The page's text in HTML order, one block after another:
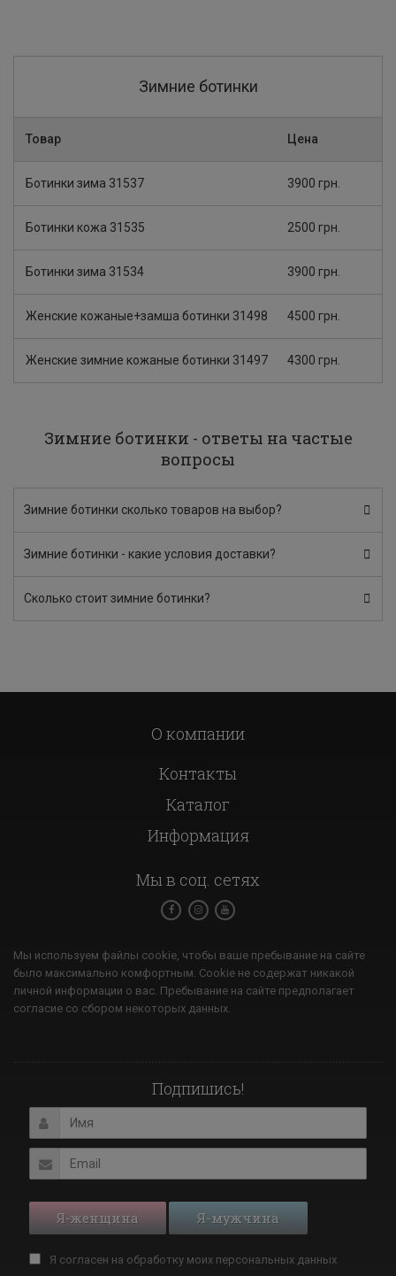
Зимние ботинки
Товар Цена
Ботинки зима 31537 3900 грн.
Ботинки кожа 31535 2500 грн.
Ботинки зима 31534 3900 грн.
Женские кожаные+замша ботинки 31498 4500 грн.
Женские зимние кожаные ботинки 31497 4300 грн.
Зимние ботинки - ответы на частые
вопросы
Зимние ботинки сколько товаров на выбор?
Зимние ботинки - какие условия доставки?
Сколько стоит зимние ботинки?
О компании
Контакты
Каталог
Информация
Мы в соц. сетях
Мы используем файлы cookie, чтобы ваше пребывание на сайте
было максимально комфортным. Cookie не содержат никакой
личной информации о вас. Пребывание на сайте предполагает
согласие со сбором некоторых данных.
Подпишись!
Я-женщина Я-мужчина
Я согласен на обработку моих персональных данных